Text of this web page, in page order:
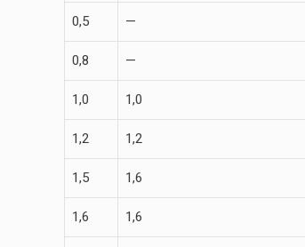
0,5 —
0,8 —
1,0 1,0
1,2 1,2
1,5 1,6
1,6 1,6